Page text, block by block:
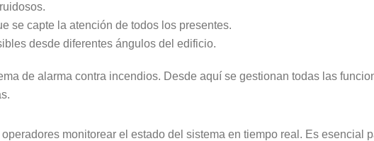
se capte la atención de todos los presentes.
desde diferentes ángulos del edificio.
de alarma contra incendios. Desde aquí se gestionan todas las
monitorear el estado del sistema en tiempo real. Es esencial